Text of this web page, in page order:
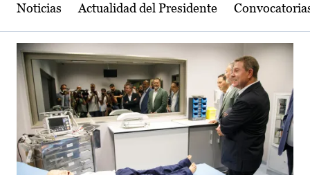
Noticias Actualidad del Presidente